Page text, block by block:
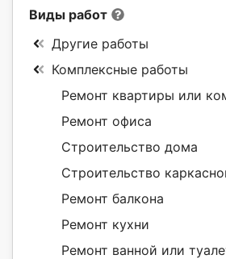
Виды работ
Другие работы
Комплексные работы
Ремонт квартиры или
Ремонт офиса
Строительство дома
Строительство
Ремонт балкона
Ремонт кухни
Ремонт ванной или